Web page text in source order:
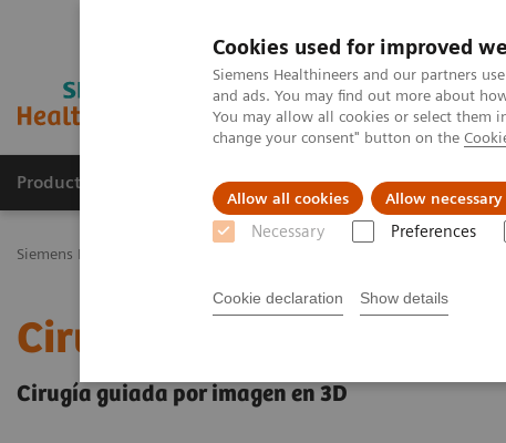
Cookies used for improved
Siemens Healthineers and our partners
and ads. You may find out more about
You may allow all cookies or select them
change your consent" button on the
Allow all cookies Allow
Necessary Preferences
Cookie declaration Show details
Productos y servicios Especialidades Clínicas
Siemens Healthineers Latinoamérica
Cirugía Vascular
Cirugía guiada por imagen en 3D